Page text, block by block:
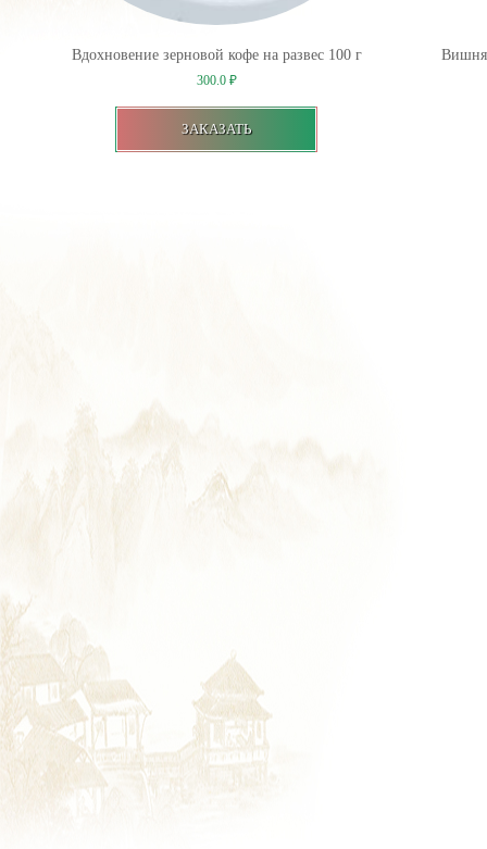
Вдохновение зерновой кофе на развес 100 г
300.0 ₽
ЗАКАЗАТЬ
Вишня